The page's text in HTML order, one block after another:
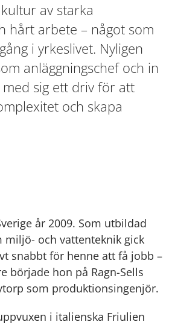
av starka
hårt arbete – något som
i yrkeslivet. Nyligen
anläggningschef och in
sig ett driv för att
och skapa
år 2009. Som utbildad
och vattenteknik gick
snabbt för henne att få jobb –
började hon på Ragn-Sells
som produktionsingenjör.
i italienska Friulien